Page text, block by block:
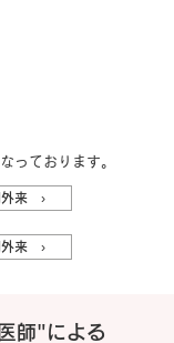
っております。
外来 ›
外来 ›
師"による